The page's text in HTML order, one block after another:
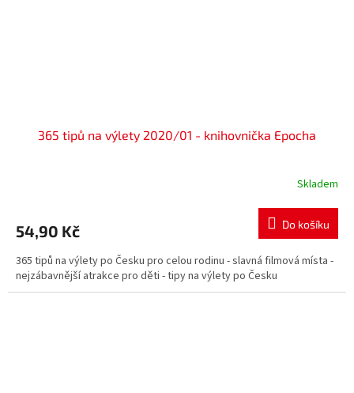
365 tipů na výlety 2020/01 - knihovnička Epocha
Skladem
54,90 Kč Do košíku
365 tipů na výlety po Česku pro celou rodinu - slavná filmová místa -
nejzábavnější atrakce pro děti - tipy na výlety po Česku